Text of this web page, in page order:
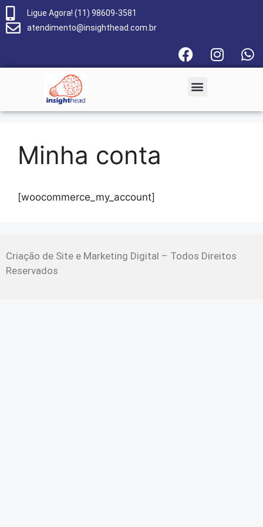
Ligue Agora! (11) 98609-3581
atendimento@insighthead.com.br
Minha conta
[woocommerce_my_account]
Criação de Site e Marketing Digital – Todos Direitos
Reservados